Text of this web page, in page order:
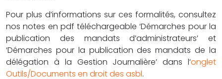
Pour plus d’informations sur ces formalités, consultez
nos notes en pdf téléchargeable ‘Démarches pour la
publication des mandats d’administrateurs’ et
‘Démarches pour la publication des mandats de la
délégation à la Gestion Journalière’ dans l’onglet
Outils/Documents en droit des asbl.